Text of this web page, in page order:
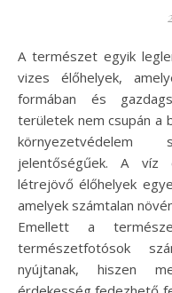
A természet egyik leglenyűgözőbb és legélőbb részei a
vizes élőhelyek,
formában és
területek nem csupán a
jelentőségűek. A víz
létrejövő élőhelyek
amelyek számtalan
Emellett a
természetfotósok
nyújtanak, hiszen